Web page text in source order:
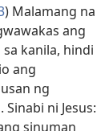
) Malamang na
ang
sa kanila, hindi
ang
ng
ni Jesus:
sinuman